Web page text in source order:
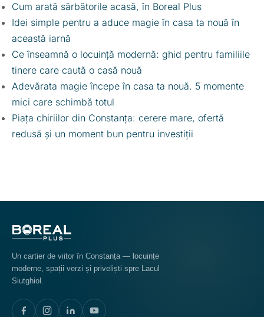
Cum arată sărbătorile acasă, în Boreal Plus
Idei simple pentru a aduce magie în casa ta nouă în
această iarnă
Ce înseamnă o locuință modernă: ghid pentru familiile
tinere care caută o casă nouă
Adevărata magie începe în casa ta nouă. 5 momente
mici care schimbă totul
Piața chiriilor din Constanța: cerere mare, ofertă
redusă și un moment bun pentru investiții
Un cartier de viitor în Constanța — locuințe
moderne, spații verzi și priveliști spre Lacul
Siutghiol.